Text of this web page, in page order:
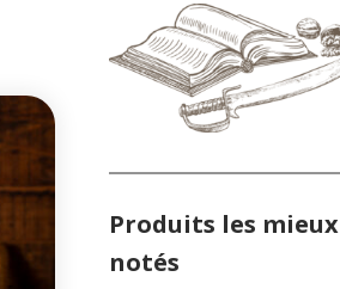
Produits les mieux
notés